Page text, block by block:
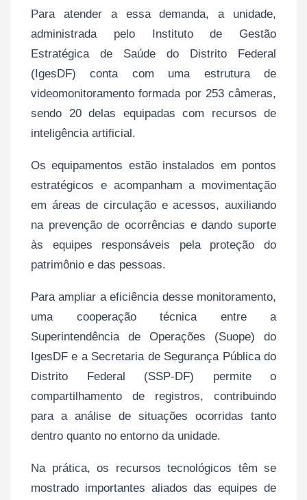
Para atender a essa demanda, a unidade,
administrada pelo Instituto de Gestão
Estratégica de Saúde do Distrito Federal
(IgesDF) conta com uma estrutura de
videomonitoramento formada por 253 câmeras,
sendo 20 delas equipadas com recursos de
inteligência artificial.
Os equipamentos estão instalados em pontos
estratégicos e acompanham a movimentação
em áreas de circulação e acessos, auxiliando
na prevenção de ocorrências e dando suporte
às equipes responsáveis pela proteção do
patrimônio e das pessoas.
Para ampliar a eficiência desse monitoramento,
uma cooperação técnica entre a
Superintendência de Operações (Suope) do
IgesDF e a Secretaria de Segurança Pública do
Distrito Federal (SSP-DF) permite o
compartilhamento de registros, contribuindo
para a análise de situações ocorridas tanto
dentro quanto no entorno da unidade.
Na prática, os recursos tecnológicos têm se
mostrado importantes aliados das equipes de